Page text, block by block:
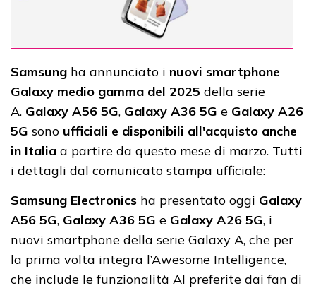
Samsung ha annunciato i nuovi smartphone
Galaxy medio gamma del 2025 della serie
A. Galaxy A56 5G, Galaxy A36 5G e Galaxy A26
5G sono ufficiali e disponibili all'acquisto anche
in Italia a partire da questo mese di marzo. Tutti
i dettagli dal comunicato stampa ufficiale:
Samsung Electronics ha presentato oggi Galaxy
A56 5G, Galaxy A36 5G e Galaxy A26 5G, i
nuovi smartphone della serie Galaxy A, che per
la prima volta integra l’Awesome Intelligence,
che include le funzionalità AI preferite dai fan di